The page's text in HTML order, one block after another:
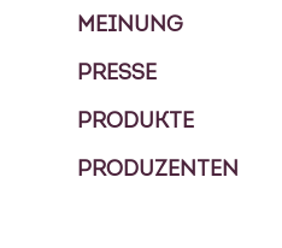
MEINUNG
PRESSE
PRODUKTE
PRODUZENTEN